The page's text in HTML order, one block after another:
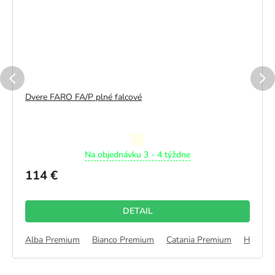
3D Dub Montana 3D Dub Nórsky 3D Dub Olejovaný 3D
Dvere FARO FA/P plné falcové
hodnotenie
z
5
hviezdičiek.
Na objednávku 3 - 4 týždne
114 €
DETAIL
Alba Premium Bianco Premium Catania Premium Halifax